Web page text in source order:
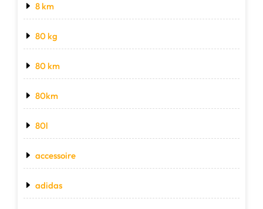
8 km
80 kg
80 km
80km
80l
accessoire
adidas